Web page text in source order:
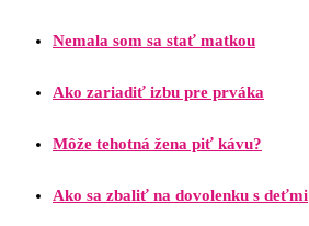
Nemala som sa stať matkou
Ako zariadiť izbu pre prváka
Môže tehotná žena piť kávu?
Ako sa zbaliť na dovolenku s deťmi